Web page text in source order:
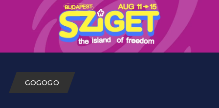
GOGOGO